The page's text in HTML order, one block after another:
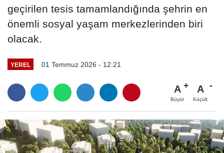
geçirilen tesis tamamlandığında şehrin en
önemli sosyal yaşam merkezlerinden biri
olacak.
YEREL 01 Temmuz 2026 - 12:21
A
Büyüt
A
Küçült